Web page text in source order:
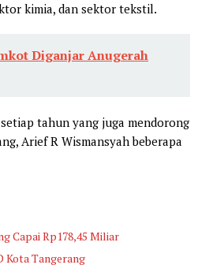
kimia, dan sektor tekstil.
Diganjar Anugerah
tahun yang juga mendorong
Arief R Wismansyah beberapa
Capai Rp178,45 Miliar
Kota Tangerang